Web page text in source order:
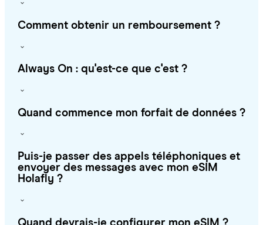
Comment obtenir un remboursement ?
Always On : qu'est-ce que c'est ?
Quand commence mon forfait de données ?
Puis-je passer des appels téléphoniques et
envoyer des messages avec mon eSIM
Holafly ?
Quand devrais-je configurer mon eSIM ?